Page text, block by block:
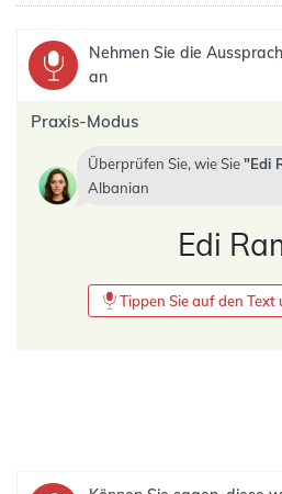
Nehmen Sie die
an
Praxis-Modus
Überprüfen Sie, wie Sie Edi
Albanian
Edi
Tippen Sie auf den Text